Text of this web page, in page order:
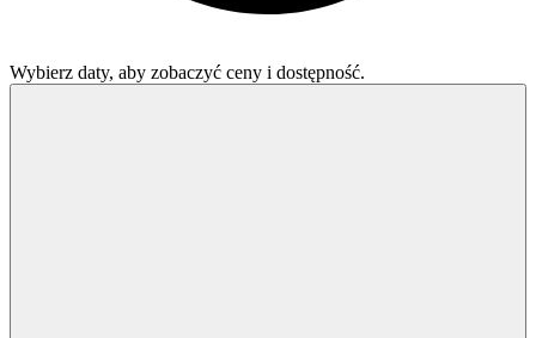
Wybierz daty, aby zobaczyć ceny i dostępność.